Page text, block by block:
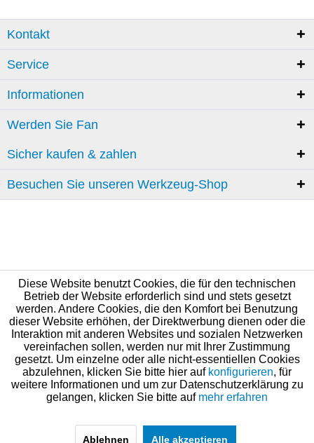
Kontakt
Service
Informationen
Werden Sie Fan
Sicher kaufen & zahlen
Besuchen Sie unseren Werkzeug-Shop
Diese Website benutzt Cookies, die für den technischen
Betrieb der Website erforderlich sind und stets gesetzt
werden. Andere Cookies, die den Komfort bei Benutzung
dieser Website erhöhen, der Direktwerbung dienen oder die
Interaktion mit anderen Websites und sozialen Netzwerken
vereinfachen sollen, werden nur mit Ihrer Zustimmung
gesetzt. Um einzelne oder alle nicht-essentiellen Cookies
abzulehnen, klicken Sie bitte hier auf konfigurieren, für
weitere Informationen und um zur Datenschutzerklärung zu
gelangen, klicken Sie bitte auf mehr erfahren
Ablehnen Alle akzeptieren